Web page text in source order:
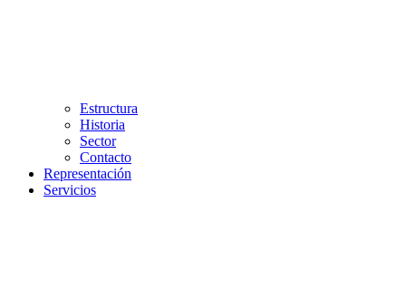
Estructura
Historia
Sector
Contacto
Representación
Servicios